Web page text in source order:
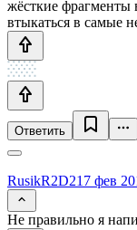
жёсткие фрагменты
втыкаться в самые
Ответить
RusikR2D217 фев
Не правильно я